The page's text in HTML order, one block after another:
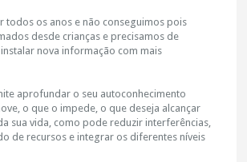
todos os anos e não conseguimos pois
desde crianças e precisamos de
nova informação com mais
aprofundar o seu autoconhecimento
o que o impede, o que deseja alcançar
sua vida, como pode reduzir interferências,
de recursos e integrar os diferentes níveis